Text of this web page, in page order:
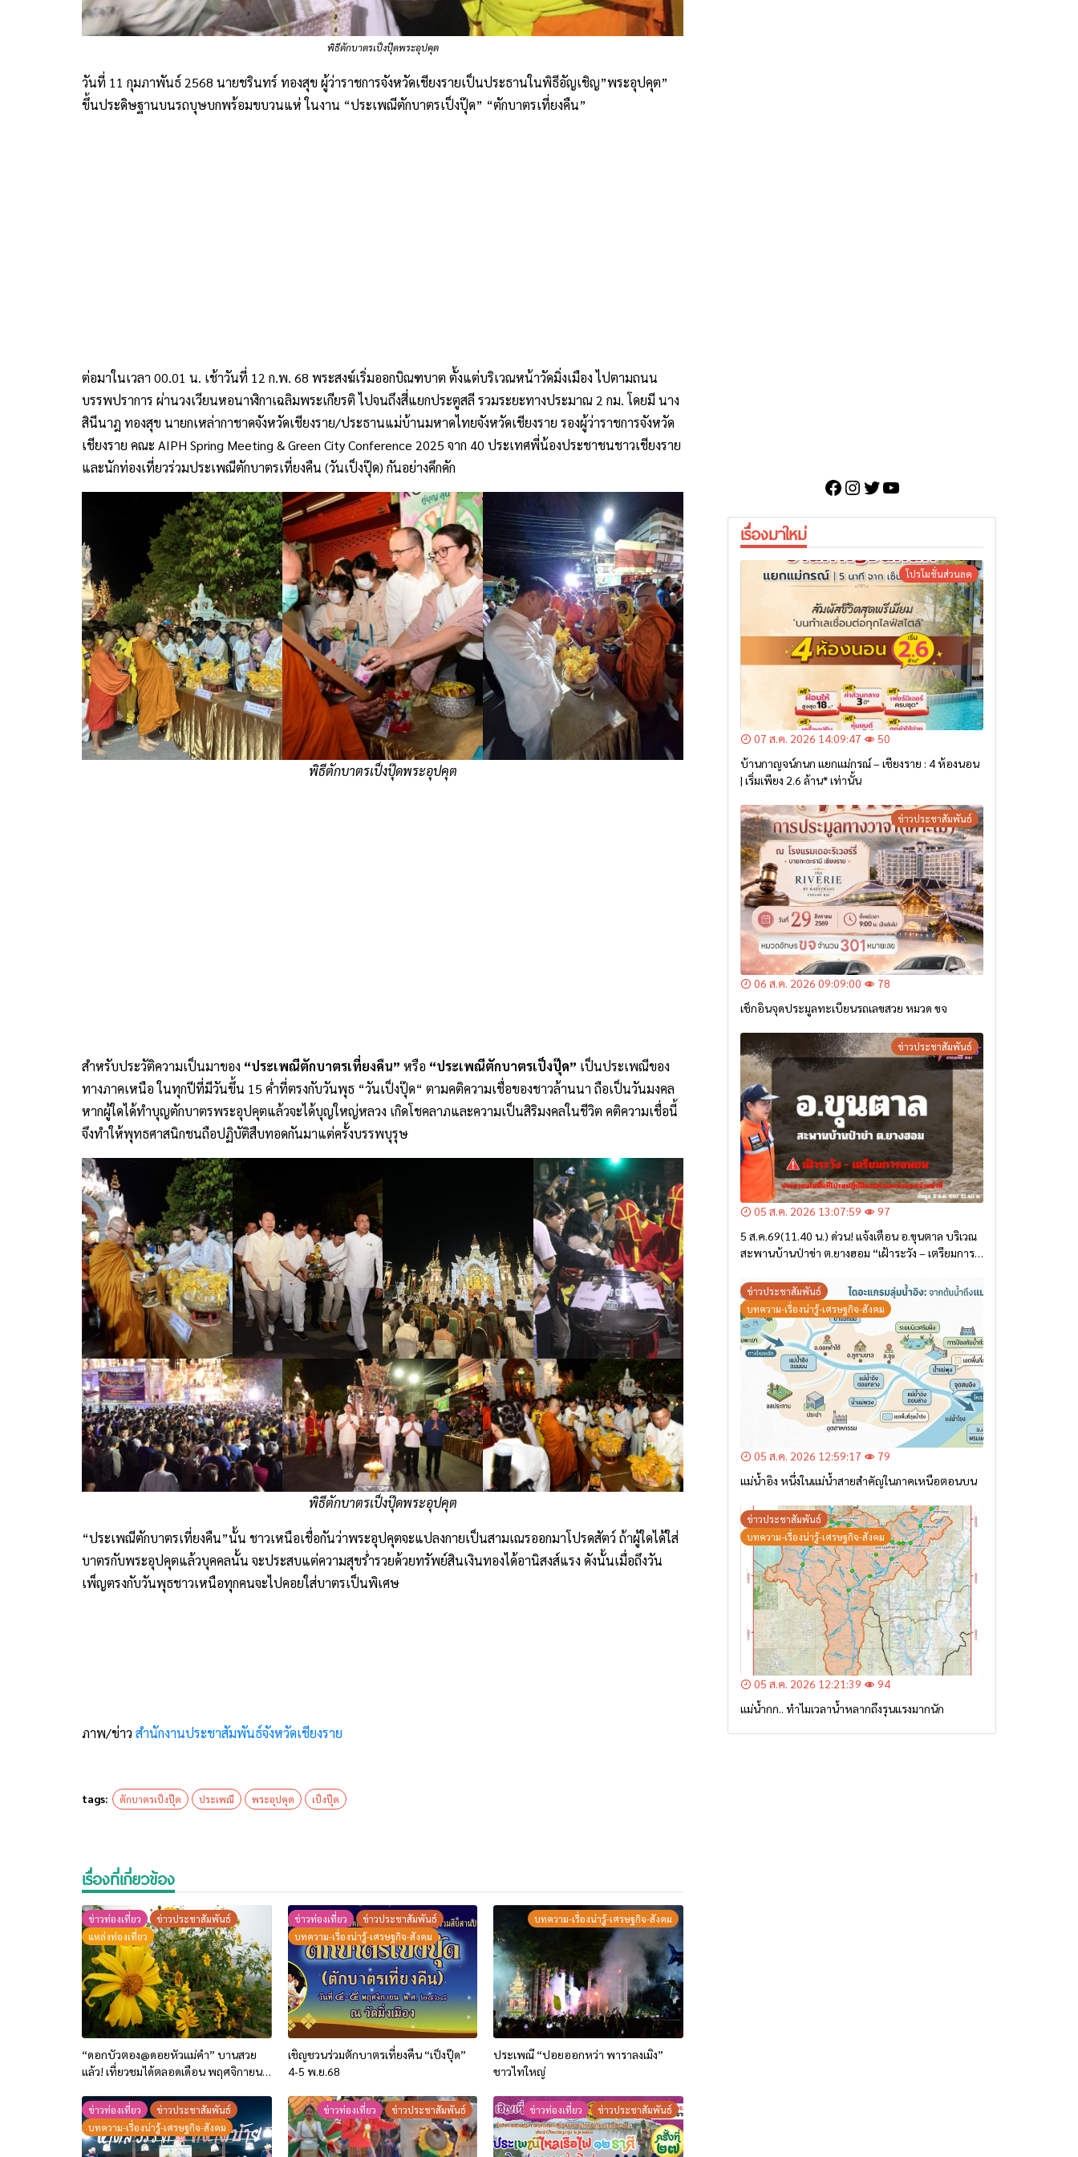
พิธีตักบาตรเป็งปุ๊ดพระอุปคุต
วันที่ 11 กุมภาพันธ์ 2568 นายชรินทร์ ทองสุข ผู้ว่าราชการจังหวัดเชียงรายเป็นประธานในพิธีอัญเชิญ”พระอุปคุต”
ขึ้นประดิษฐานบนรถบุษบกพร้อมขบวนแห่ ในงาน “ประเพณีตักบาตรเป็งปุ๊ด” “ตักบาตรเที่ยงคืน”
ต่อมาในเวลา 00.01 น. เช้าวันที่ 12 ก.พ. 68 พระสงฆ์เริ่มออกบิณฑบาต ตั้งแต่บริเวณหน้าวัดมิ่งเมือง ไปตามถนน
บรรพปราการ ผ่านวงเวียนหอนาฬิกาเฉลิมพระเกียรติ ไปจนถึงสี่แยกประตูสลี รวมระยะทางประมาณ 2 กม. โดยมี นาง
สินีนาฎ ทองสุข นายกเหล่ากาชาดจังหวัดเชียงราย/ประธานแม่บ้านมหาดไทยจังหวัดเชียงราย รองผู้ว่าราชการจังหวัด
เชียงราย คณะ AIPH Spring Meeting & Green City Conference 2025 จาก 40 ประเทศพี่น้องประชาชนชาวเชียงราย
และนักท่องเที่ยวร่วมประเพณีตักบาตรเที่ยงคืน (วันเป็งปุ๊ด) กันอย่างคึกคัก
พิธีตักบาตรเป็งปุ๊ดพระอุปคุต
สำหรับประวัติความเป็นมาของ “ประเพณีตักบาตรเที่ยงคืน” หรือ “ประเพณีตักบาตรเป็งปุ๊ด” เป็นประเพณีของ
ทางภาคเหนือ ในทุกปีที่มีวันขึ้น 15 ค่ำที่ตรงกับวันพุธ “วันเป็งปุ๊ด“ ตามคติความเชื่อของชาวล้านนา ถือเป็นวันมงคล
หากผู้ใดได้ทำบุญตักบาตรพระอุปคุตแล้วจะได้บุญใหญ่หลวง เกิดโชคลาภและความเป็นสิริมงคลในชีวิต คติความเชื่อนี้
จึงทำให้พุทธศาสนิกชนถือปฏิบัติสืบทอดกันมาแต่ครั้งบรรพบุรุษ
พิธีตักบาตรเป็งปุ๊ดพระอุปคุต
“ประเพณีตักบาตรเที่ยงคืน”นั้น ชาวเหนือเชื่อกันว่าพระอุปคุตจะแปลงกายเป็นสามเณรออกมาโปรดสัตว์ ถ้าผู้ใดได้ใส่
บาตรกับพระอุปคุตแล้วบุคคลนั้น จะประสบแต่ความสุขร่ำรวยด้วยทรัพย์สินเงินทองได้อานิสงส์แรง ดังนั้นเมื่อถึงวัน
เพ็ญตรงกับวันพุธชาวเหนือทุกคนจะไปคอยใส่บาตรเป็นพิเศษ
ภาพ/ข่าว สำนักงานประชาสัมพันธ์จังหวัดเชียงราย
tags: ตักบาตรเป็งปุ๊ด ประเพณี พระอุปคุต เป็งปุ๊ด
เรื่องที่เกี่ยวข้อง
ข่าวท่องเที่ยว
ข่าวประชาสัมพันธ์
แหล่งท่องเที่ยว
“ดอกบัวตอง@ดอยหัวแม่คำ” บานสวย
แล้ว! เที่ยวชมได้ตลอดเดือน พฤศจิกายน
ข่าวท่องเที่ยว
ข่าวประชาสัมพันธ์
บทความ-เรื่องน่ารู้-เศรษฐกิจ-สังคม
เชิญชวนร่วมตักบาตรเที่ยงคืน “เป็งปุ๊ด”
4-5 พ.ย.68
บทความ-เรื่องน่ารู้-เศรษฐกิจ-สังคม
ประเพณี “ปอยออกหว่า พาราลงเมิง”
ชาวไทใหญ่
ข่าวท่องเที่ยว
ข่าวประชาสัมพันธ์
บทความ-เรื่องน่ารู้-เศรษฐกิจ-สังคม
ข่าวท่องเที่ยว ข่าวประชาสัมพันธ์ ข่าวท่องเที่ยว ข่าวประชาสัมพันธ์
Facebook
Instagram
Twitter
YouTube
เรื่องมาใหม่
โปรโมชั่นส่วนลด
07 ส.ค. 2026 14:09:47
50
บ้านกาญจน์กนก แยกแม่กรณ์ – เชียงราย : 4 ห้องนอน
| เริ่มเพียง 2.6 ล้าน* เท่านั้น
ข่าวประชาสัมพันธ์
06 ส.ค. 2026 09:09:00
78
เช็กอินจุดประมูลทะเบียนรถเลขสวย หมวด ขจ
ข่าวประชาสัมพันธ์
05 ส.ค. 2026 13:07:59
97
5 ส.ค.69(11.40 น.) ด่วน! แจ้งเตือน อ.ขุนตาล บริเวณ
สะพานบ้านป่าข่า ต.ยางฮอม “เฝ้าระวัง – เตรียมการ
ข่าวประชาสัมพันธ์
บทความ-เรื่องน่ารู้-เศรษฐกิจ-สังคม
05 ส.ค. 2026 12:59:17
79
แม่น้ำอิง หนึ่งในแม่น้ำสายสำคัญในภาคเหนือตอนบน
ข่าวประชาสัมพันธ์
บทความ-เรื่องน่ารู้-เศรษฐกิจ-สังคม
05 ส.ค. 2026 12:21:39
94
แม่น้ำกก.. ทำไมเวลาน้ำหลากถึงรุนแรงมากนัก